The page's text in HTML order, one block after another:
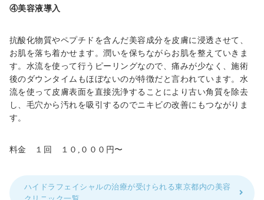
④美容液導入
抗酸化物質やペプチドを含んだ美容成分を皮膚に浸透させて、
お肌を落ち着かせます。潤いを保ちながらお肌を整えていきま
す。水流を使って行うピーリングなので、痛みが少なく、施術
後のダウンタイムもほぼないのが特徴だと言われています。水
流を使って皮膚表面を直接洗浄することにより古い角質を除去
し、毛穴から汚れを吸引するのでニキビの改善にもつながりま
す。
料金 １回 １０,０００ 円〜
ハイドラフェイシャルの治療が受けられる東京都内の美容